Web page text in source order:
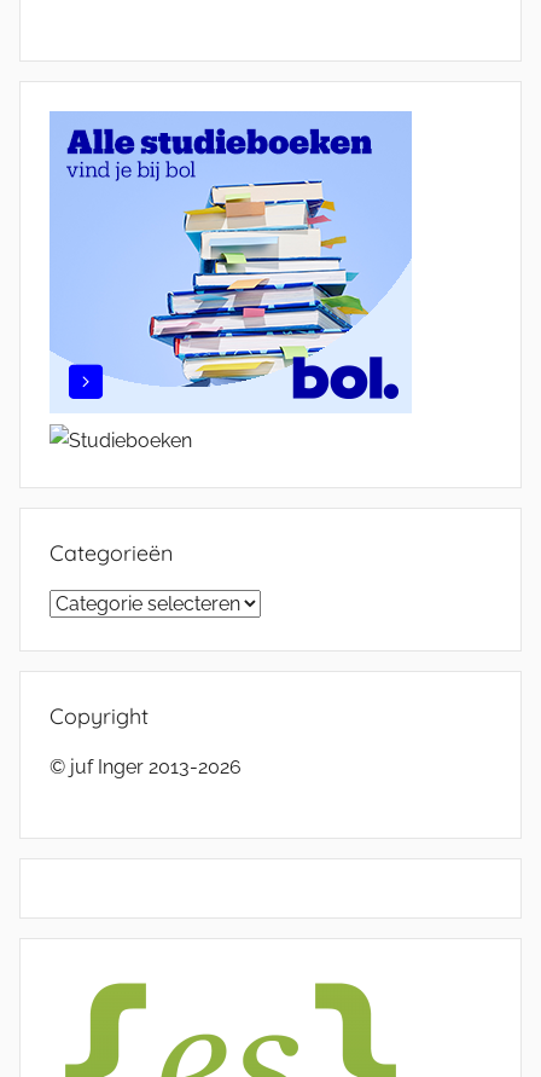
Categorieën
Categorieën
Copyright
© juf Inger 2013-2026